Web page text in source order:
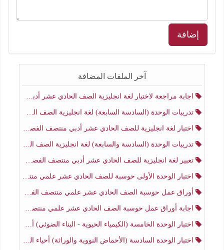
إضافة
آخر الملفات المضافة
اجابة مراجعة لاختبار لغة انجليزية الصف الحادي عشر أدبي منتصف الفصل الثاني
تدريبات الوحدة (السادسة السابعة) لغة انجليزية الصف الحادي عشر أدبي منتصف الفصل الثاني
اختبار لغة انجليزية للصف الحادي عشر أدبي منتصف الفصل الثاني
تدريبات الوحدة (السادسة والسابعة) لغة انجليزية الصف الحادي عشر أدبي الفصل الثاني
تعبير لغة انجليزية للصف الحادي عشر أدبي منتصف الفصل الثاني
اختبار الوحدة الأولى حوسبة للصف الحادي عشر علمي منتصف الفصل الثاني
أوراق عمل حوسبة الصف الحادي عشر علمي منتصف الفصل الثاني
اجابة أوراق عمل حوسبة الصف الحادي عشر علمي منتصف الفصل الثاني
اختبار الوحدة الخامسة (الكيمياء الحيوية - البناء الضوئي) أحياء الصف الحادي عشر علمي الفصل الثاني
اختبار الوحدة السادسة (الأحماض النووية والوراثة) أحياء الصف الحادي عشر علمي منتصف الفصل الثاني